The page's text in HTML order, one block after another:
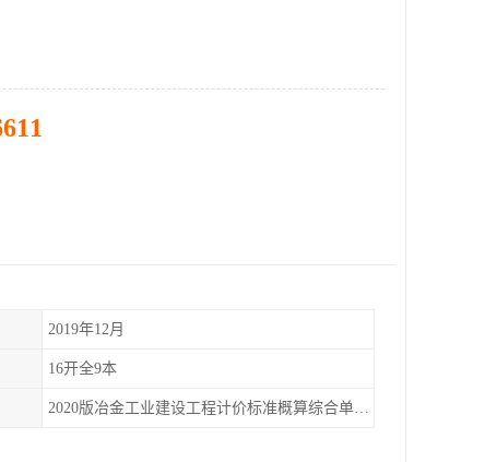
2019年12月
16开全9本
2020版冶金工业建设工程计价标准概算综合单价全9册